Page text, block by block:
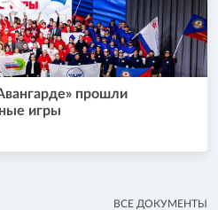
прошли
игры
ВСЕ ДОКУМЕНТЫ